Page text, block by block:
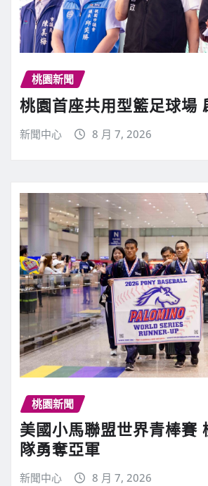
桃園新聞
桃園首座共用型籃足球場
新聞中心 8 月 7, 2026
桃園新聞
美國小馬聯盟世界青棒賽
隊勇奪亞軍
新聞中心 8 月 7, 2026